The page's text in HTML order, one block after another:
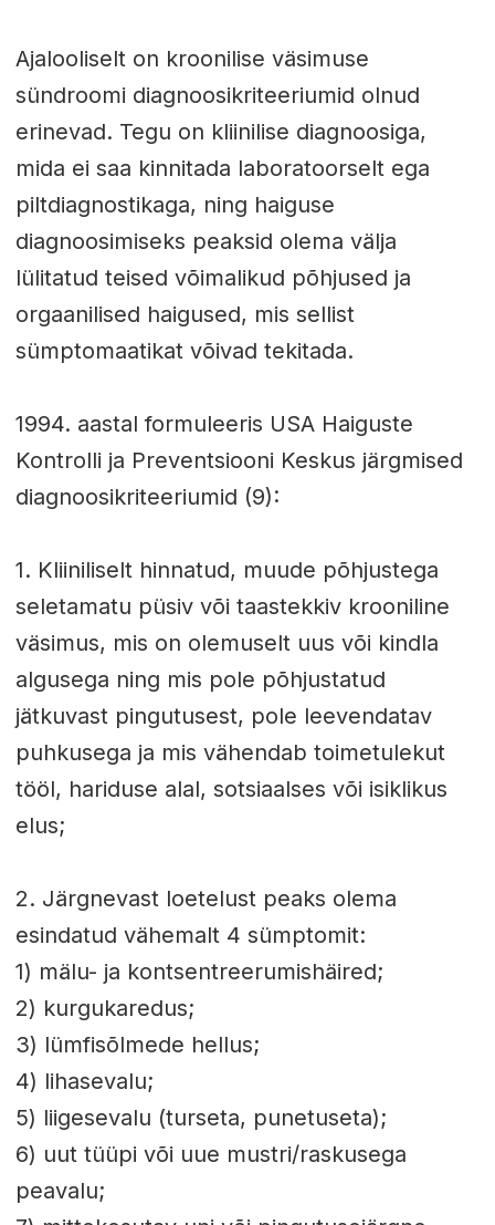
Ajalooliselt on kroonilise väsimuse
sündroomi diagnoosikriteeriumid olnud
erinevad. Tegu on kliinilise diagnoosiga,
mida ei saa kinnitada laboratoorselt ega
piltdiagnostikaga, ning haiguse
diagnoosimiseks peaksid olema välja
lülitatud teised võimalikud põhjused ja
orgaanilised haigused, mis sellist
sümptomaatikat võivad tekitada.
1994. aastal formuleeris USA Haiguste
Kontrolli ja Preventsiooni Keskus järgmised
diagnoosikriteeriumid (9):
1. Kliiniliselt hinnatud, muude põhjustega
seletamatu püsiv või taastekkiv krooniline
väsimus, mis on olemuselt uus või kindla
algusega ning mis pole põhjustatud
jätkuvast pingutusest, pole leevendatav
puhkusega ja mis vähendab toimetulekut
tööl, hariduse alal, sotsiaalses või isiklikus
elus;
2. Järgnevast loetelust peaks olema
esindatud vähemalt 4 sümptomit:
1) mälu- ja kontsentreerumishäired;
2) kurgukaredus;
3) lümfisõlmede hellus;
4) lihasevalu;
5) liigesevalu (turseta, punetuseta);
6) uut tüüpi või uue mustri/raskusega
peavalu;